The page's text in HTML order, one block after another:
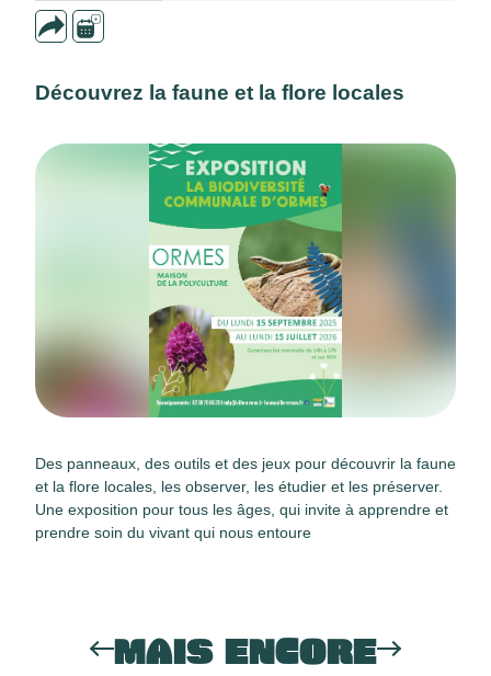
Découvrez la faune et la flore locales
Des panneaux, des outils et des jeux pour découvrir la faune
et la flore locales, les observer, les étudier et les préserver.
Une exposition pour tous les âges, qui invite à apprendre et
prendre soin du vivant qui nous entoure
MAIS ENCORE